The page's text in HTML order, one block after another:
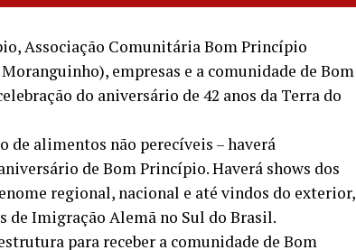
Associação Comunitária Bom Princípio
empresas e a comunidade de Bom
do aniversário de 42 anos da Terra do
de alimentos não perecíveis – haverá
de Bom Princípio. Haverá shows dos
regional, nacional e até vindos do exterior,
de Imigração Alemã no Sul do Brasil.
para receber a comunidade de Bom